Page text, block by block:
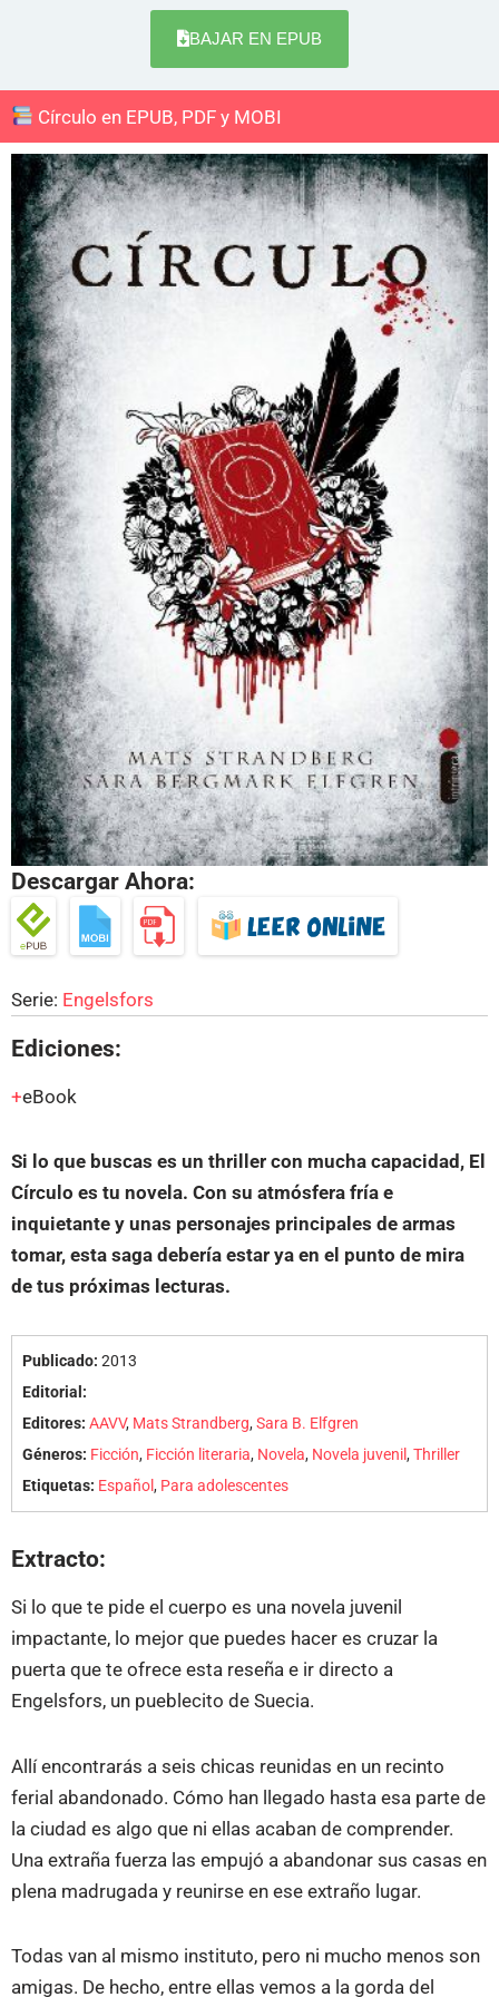
BAJAR EN EPUB
Círculo en EPUB, PDF y MOBI
Descargar Ahora:
Serie: Engelsfors
Ediciones:
eBook
Si lo que buscas es un thriller con mucha capacidad, El
Círculo es tu novela. Con su atmósfera fría e
inquietante y unas personajes principales de armas
tomar, esta saga debería estar ya en el punto de mira
de tus próximas lecturas.
Publicado: 2013
Editorial:
Editores: AAVV, Mats Strandberg,Sara B. Elfgren
Géneros: Ficción, Ficción literaria, Novela, Novela juvenil,Thriller
Etiquetas: Español, Para adolescentes
Extracto:
Si lo que te pide el cuerpo es una novela juvenil
impactante, lo mejor que puedes hacer es cruzar la
puerta que te ofrece esta reseña e ir directo a
Engelsfors, un pueblecito de Suecia.
Allí encontrarás a seis chicas reunidas en un recinto
ferial abandonado. Cómo han llegado hasta esa parte de
la ciudad es algo que ni ellas acaban de comprender.
Una extraña fuerza las empujó a abandonar sus casas en
plena madrugada y reunirse en ese extraño lugar.
Todas van al mismo instituto, pero ni mucho menos son
amigas. De hecho, entre ellas vemos a la gorda del